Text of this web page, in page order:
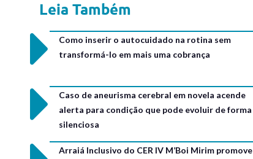
Leia Também
Como inserir o autocuidado na rotina sem
transformá-lo em mais uma cobrança
Caso de aneurisma cerebral em novela acende
alerta para condição que pode evoluir de forma
silenciosa
Arraiá Inclusivo do CER IV M’Boi Mirim promove